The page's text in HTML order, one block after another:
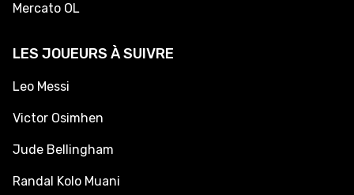
Mercato OL
LES JOUEURS À SUIVRE
Leo Messi
Victor Osimhen
Jude Bellingham
Randal Kolo Muani